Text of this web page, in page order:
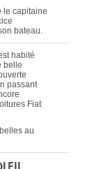
le capitaine
bateau.
habité
belle
passant
Fiat
au